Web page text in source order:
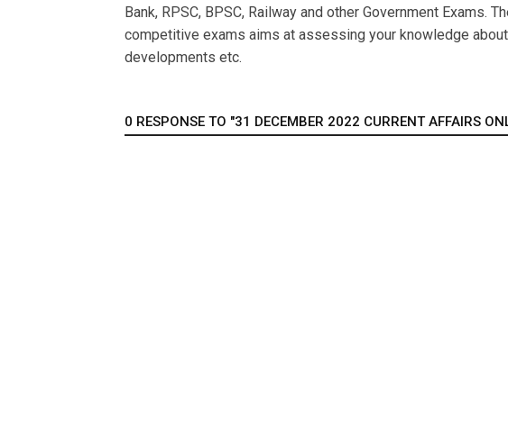
Bank, RPSC, BPSC, Railway and other Government Exams.
competitive exams aims at assessing your knowledge
developments etc.
0 RESPONSE TO "31 DECEMBER 2022 CURRENT AFFAIRS